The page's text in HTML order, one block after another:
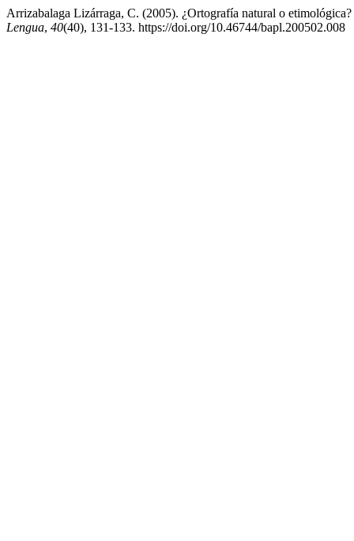
Arrizabalaga Lizárraga, C. (2005). ¿Ortografía natural o
Lengua, 40(40), 131-133. https://doi.org/10.46744/bapl.200502.008